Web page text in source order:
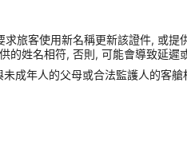
旅客使用新名稱更新該證件, 或提
的姓名相符, 否則, 可能會導致延遲
成年人的父母或合法監護人的客